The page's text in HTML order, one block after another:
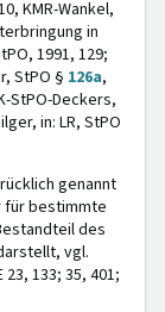
KMR-Wankel,
in
1991, 129;
StPO § 126a,
StPO-Deckers,
in: LR, StPO
genannt
für bestimmte
des
vgl.
133; 35, 401;